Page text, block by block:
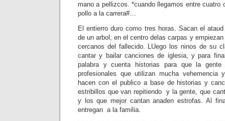
mano a pellizcos. *cuando llegamos entre cuatro
pollo a la carrera#…
El entierro duro como tres horas. Sacan el
de un arbol, en el centro delas carpas y
cercanos del fallecido. LUego los ninos de su
cantar y bailar canciones de iglesia, y para
palabra y cuenta historias para que la gente
profesionales que utilizan mucha vehemencia
hacen con el publico a base de historias y
estribillos que van repitiendo y la gente, que
y los que mejor cantan anaden estrofas. Al
entregan a la familia.